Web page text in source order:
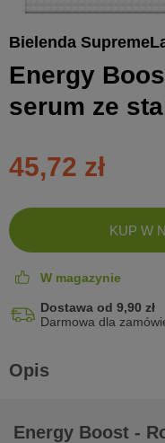
Bielenda
Energy
serum ze
45,72 zł
KUP W
W magazynie
Dostawa od 9,90 zł
Darmowa dla
Opis
Energy Boost -